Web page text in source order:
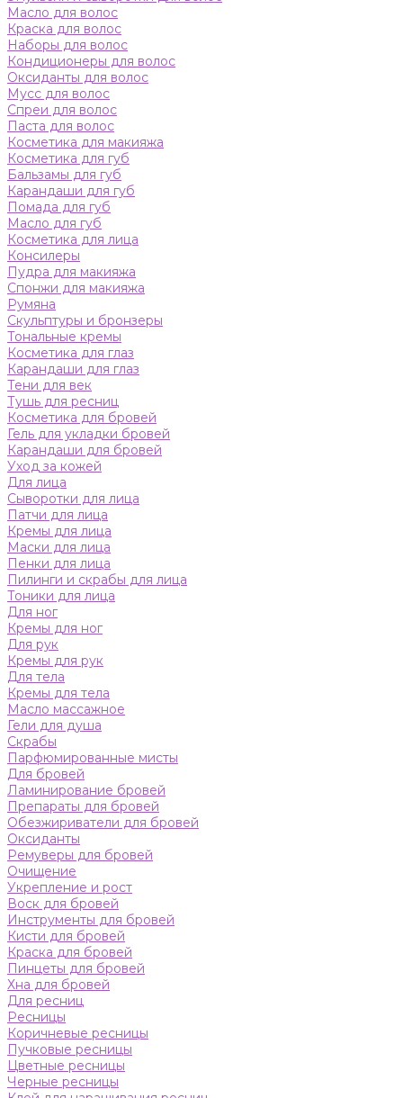
Масло для волос
Краска для волос
Наборы для волос
Кондиционеры для волос
Оксиданты для волос
Мусс для волос
Спреи для волос
Паста для волос
Косметика для макияжа
Косметика для губ
Бальзамы для губ
Карандаши для губ
Помада для губ
Масло для губ
Косметика для лица
Консилеры
Пудра для макияжа
Спонжи для макияжа
Румяна
Скульптуры и бронзеры
Тональные кремы
Косметика для глаз
Карандаши для глаз
Тени для век
Тушь для ресниц
Косметика для бровей
Гель для укладки бровей
Карандаши для бровей
Уход за кожей
Для лица
Сыворотки для лица
Патчи для лица
Кремы для лица
Маски для лица
Пенки для лица
Пилинги и скрабы для лица
Тоники для лица
Для ног
Кремы для ног
Для рук
Кремы для рук
Для тела
Кремы для тела
Масло массажное
Гели для душа
Скрабы
Парфюмированные мисты
Для бровей
Ламинирование бровей
Препараты для бровей
Обезжириватели для бровей
Оксиданты
Ремуверы для бровей
Очищение
Укрепление и рост
Воск для бровей
Инструменты для бровей
Кисти для бровей
Краска для бровей
Пинцеты для бровей
Хна для бровей
Для ресниц
Ресницы
Коричневые ресницы
Пучковые ресницы
Цветные ресницы
Черные ресницы